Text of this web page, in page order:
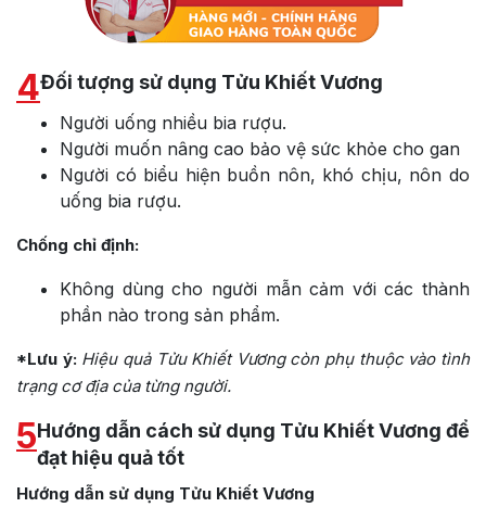
4Đối tượng sử dụng Tửu Khiết Vương
Người uống nhiều bia rượu.
Người muốn nâng cao bảo vệ sức khỏe cho gan
Người có biểu hiện buồn nôn, khó chịu, nôn do
uống bia rượu.
Chống chỉ định:
Không dùng cho người mẫn cảm với các thành
phần nào trong sản phẩm.
*Lưu ý: Hiệu quả Tửu Khiết Vương còn phụ thuộc vào tình
trạng cơ địa của từng người.
5Hướng dẫn cách sử dụng Tửu Khiết Vương để
đạt hiệu quả tốt
Hướng dẫn sử dụng Tửu Khiết Vương